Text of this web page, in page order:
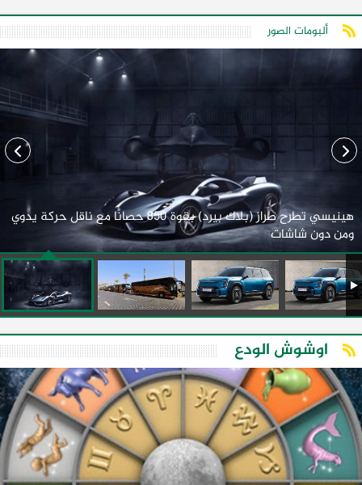
ألبومات الصور
هينيسي تطرح طراز (بلاك بيرد) بقوة 850 حصانًا مع ناقل حركة يدوي
ومن دون شاشات
اوشوش الودع